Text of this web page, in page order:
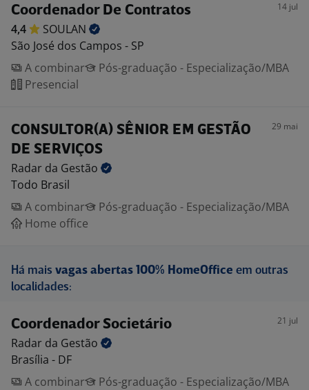
Coordenador De Contratos 14 jul
4,4
SOULAN
São José dos Campos - SP
A combinar
Pós-graduação - Especialização/MBA
Presencial
CONSULTOR(A) SÊNIOR EM GESTÃO
DE SERVIÇOS
29 mai
Radar da Gestão
Todo Brasil
A combinar
Pós-graduação - Especialização/MBA
Home office
Há mais vagas abertas 100% HomeOffice em outras
localidades:
Coordenador Societário 21 jul
Radar da Gestão
Brasília - DF
A combinar
Pós-graduação - Especialização/MBA